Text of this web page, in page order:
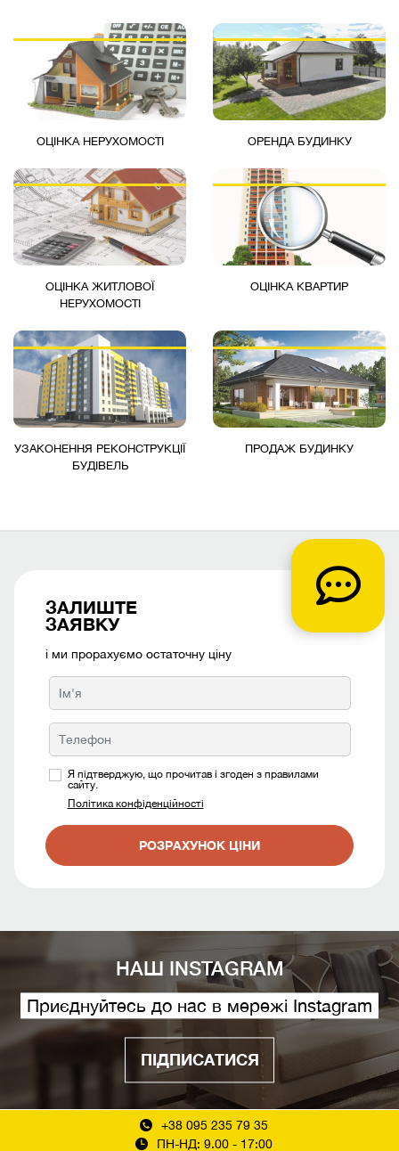
ОЦІНКА НЕРУХОМОСТІ ОРЕНДА БУДИНКУ
ОЦІНКА ЖИТЛОВОЇ
НЕРУХОМОСТІ
ОЦІНКА КВАРТИР
УЗАКОНЕННЯ РЕКОНСТРУКЦІЇ
БУДІВЕЛЬ
ПРОДАЖ БУДИНКУ
ЗАЛИШТЕ
ЗАЯВКУ
і ми прорахуємо остаточну ціну
Я підтверджую, що прочитав і згоден з правилами
сайту.
Політика конфіденційності
РОЗРАХУНОК ЦІНИ
НАШ INSTAGRAM
Приєднуйтесь до нас в мережі Instagram
ПІДПИСАТИСЯ
+38 095 235 79 35
ПН-НД: 9.00 - 17:00